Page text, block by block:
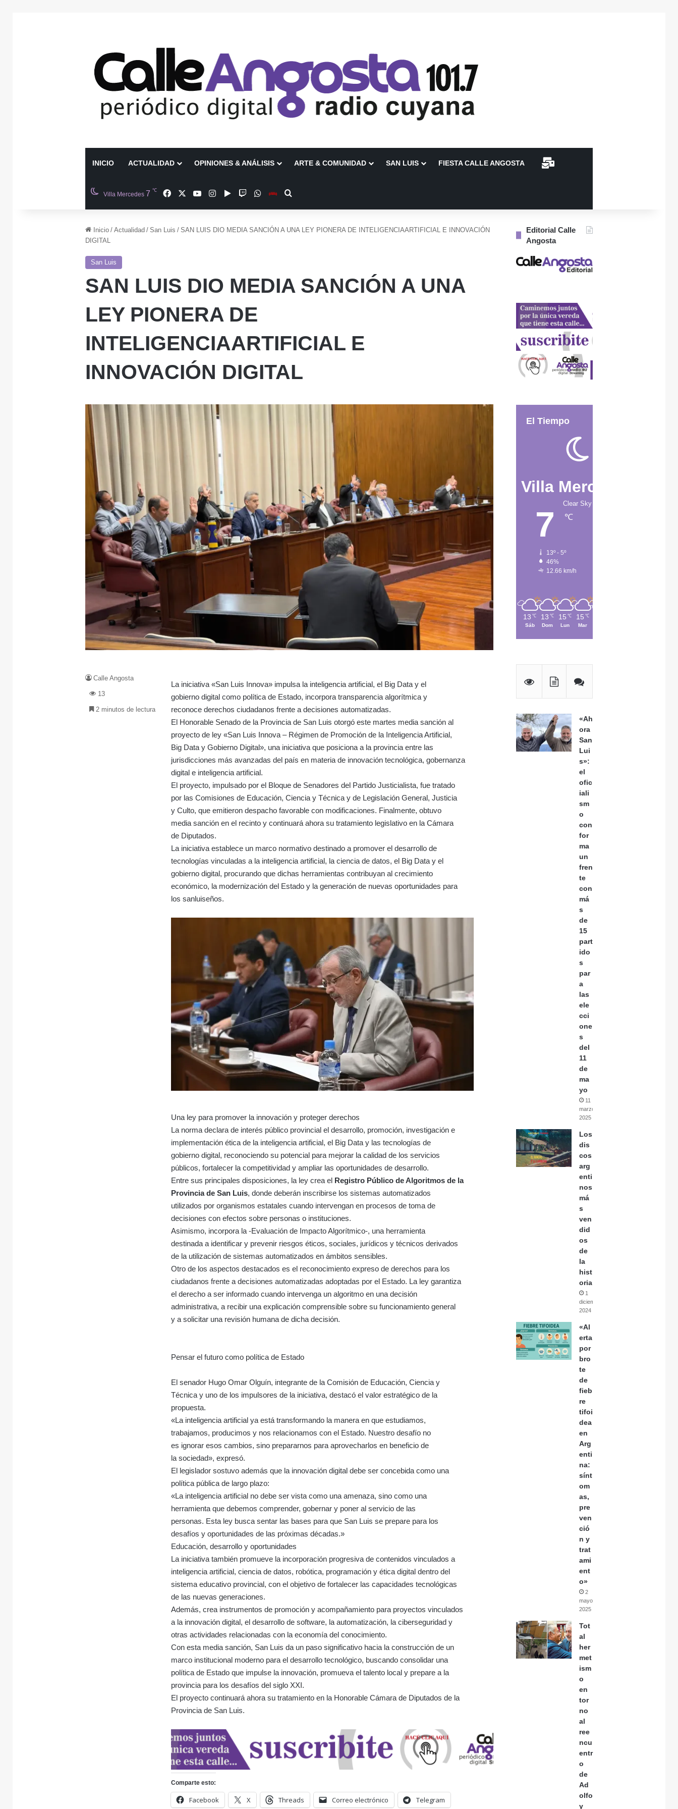
INICIO ACTUALIDAD OPINIONES & ANÁLISIS ARTE & COMUNIDAD SAN LUIS FIESTA CALLE ANGOSTA CONTACTO
Villa Mercedes 7 ℃ FacebookYouTubeInstagramGoogle Play
TwitchWhatsAppEscuchanos en Vivo
Inicio / Actualidad / San Luis / SAN LUIS DIO MEDIA SANCIÓN A UNA LEY PIONERA DE INTELIGENCIAARTIFICIAL E INNOVACIÓN
DIGITAL
San Luis
SAN LUIS DIO MEDIA SANCIÓN A UNA
LEY PIONERA DE
INTELIGENCIAARTIFICIAL E
INNOVACIÓN DIGITAL
La iniciativa «San Luis Innova» impulsa la inteligencia artificial, el Big Data y el
gobierno digital como política de Estado, incorpora transparencia algorítmica y
reconoce derechos ciudadanos frente a decisiones automatizadas.
El Honorable Senado de la Provincia de San Luis otorgó este martes media sanción al
proyecto de ley «San Luis Innova – Régimen de Promoción de la Inteligencia Artificial,
Big Data y Gobierno Digital», una iniciativa que posiciona a la provincia entre las
jurisdicciones más avanzadas del país en materia de innovación tecnológica, gobernanza
digital e inteligencia artificial.
El proyecto, impulsado por el Bloque de Senadores del Partido Justicialista, fue tratado
por las Comisiones de Educación, Ciencia y Técnica y de Legislación General, Justicia
y Culto, que emitieron despacho favorable con modificaciones. Finalmente, obtuvo
media sanción en el recinto y continuará ahora su tratamiento legislativo en la Cámara
de Diputados.
La iniciativa establece un marco normativo destinado a promover el desarrollo de
tecnologías vinculadas a la inteligencia artificial, la ciencia de datos, el Big Data y el
gobierno digital, procurando que dichas herramientas contribuyan al crecimiento
económico, la modernización del Estado y la generación de nuevas oportunidades para
los sanluiseños.
Una ley para promover la innovación y proteger derechos
La norma declara de interés público provincial el desarrollo, promoción, investigación e
implementación ética de la inteligencia artificial, el Big Data y las tecnologías de
gobierno digital, reconociendo su potencial para mejorar la calidad de los servicios
públicos, fortalecer la competitividad y ampliar las oportunidades de desarrollo.
Entre sus principales disposiciones, la ley crea el Registro Público de Algoritmos de la
Provincia de San Luis, donde deberán inscribirse los sistemas automatizados
utilizados por organismos estatales cuando intervengan en procesos de toma de
decisiones con efectos sobre personas o instituciones.
Asimismo, incorpora la -Evaluación de Impacto Algorítmico-, una herramienta
destinada a identificar y prevenir riesgos éticos, sociales, jurídicos y técnicos derivados
de la utilización de sistemas automatizados en ámbitos sensibles.
Otro de los aspectos destacados es el reconocimiento expreso de derechos para los
ciudadanos frente a decisiones automatizadas adoptadas por el Estado. La ley garantiza
el derecho a ser informado cuando intervenga un algoritmo en una decisión
administrativa, a recibir una explicación comprensible sobre su funcionamiento general
y a solicitar una revisión humana de dicha decisión.
Pensar el futuro como política de Estado
El senador Hugo Omar Olguín, integrante de la Comisión de Educación, Ciencia y
Técnica y uno de los impulsores de la iniciativa, destacó el valor estratégico de la
propuesta.
«La inteligencia artificial ya está transformando la manera en que estudiamos,
trabajamos, producimos y nos relacionamos con el Estado. Nuestro desafío no
es ignorar esos cambios, sino prepararnos para aprovecharlos en beneficio de
la sociedad», expresó.
El legislador sostuvo además que la innovación digital debe ser concebida como una
política pública de largo plazo:
«La inteligencia artificial no debe ser vista como una amenaza, sino como una
herramienta que debemos comprender, gobernar y poner al servicio de las
personas. Esta ley busca sentar las bases para que San Luis se prepare para los
desafíos y oportunidades de las próximas décadas.»
Educación, desarrollo y oportunidades
La iniciativa también promueve la incorporación progresiva de contenidos vinculados a
inteligencia artificial, ciencia de datos, robótica, programación y ética digital dentro del
sistema educativo provincial, con el objetivo de fortalecer las capacidades tecnológicas
de las nuevas generaciones.
Además, crea instrumentos de promoción y acompañamiento para proyectos vinculados
a la innovación digital, el desarrollo de software, la automatización, la ciberseguridad y
otras actividades relacionadas con la economía del conocimiento.
Con esta media sanción, San Luis da un paso significativo hacia la construcción de un
marco institucional moderno para el desarrollo tecnológico, buscando consolidar una
política de Estado que impulse la innovación, promueva el talento local y prepare a la
provincia para los desafíos del siglo XXI.
El proyecto continuará ahora su tratamiento en la Honorable Cámara de Diputados de la
Provincia de San Luis.
Comparte esto:
Facebook X Threads Correo electrónico Telegram
Calle Angosta
13
2 minutos de lectura
Editorial Calle
Angosta
El Tiempo
Villa Mercedes
Clear Sky
7 ℃
13º - 5º
46%
12.66 km/h
13 ℃
Sáb
13 ℃
Dom
15 ℃
Lun
15 ℃
Mar
«Ah
ora
San
Lui
s»:
el
ofic
iali
sm
o
con
for
ma
un
fren
te
con
má
s
de
15
part
ido
s
par
a
las
ele
cci
one
s
del
11
de
ma
yo
11
marzo,
2025
Los
dis
cos
arg
enti
nos
má
s
ven
did
os
de
la
hist
oria
1
diciembre,
2024
«Al
erta
por
bro
te
de
fieb
re
tifoi
dea
en
Arg
enti
na:
sínt
om
as,
pre
ven
ció
n y
trat
ami
ent
o»
2
mayo,
2025
Tot
al
her
met
ism
o
en
tor
no
al
ree
ncu
entr
o
de
Ad
olfo
y